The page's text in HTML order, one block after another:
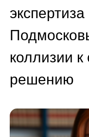
коллизии
решению